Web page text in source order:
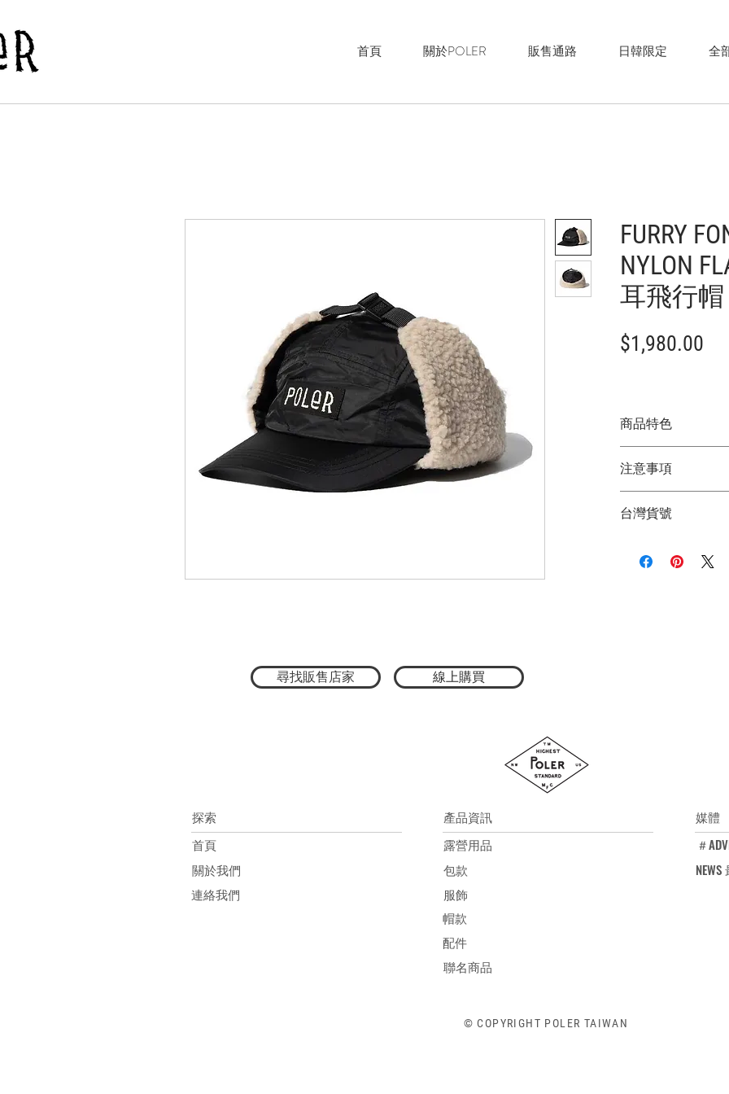
首頁 關於POLER 販售通路 日韓限定 全
FURRY
NYLON
耳飛行
$1,980.00
商品特色
刷毛材質具保暖功
男女皆適宜
束繩可適當調整大
尺寸：帽沿 7cm
注意事項
品顏色為主
台灣貨號
尋找販售店家 線上購買
探索
首頁
關於我們
連絡我們
產品資訊
露營用品
包款
服飾
帽款
媒體
＃
配件
聯名商品
© COPYRIGHT POLER TAIWAN